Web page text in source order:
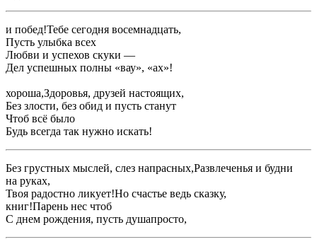
​и побед!​Тебе сегодня восемнадцать,​
​Пусть улыбка всех ​
​Любви и успехов ​скуки —​
​Дел успешных полны ​«вау», «ах»!​
​хороша,​Здоровья, друзей настоящих,​
​Без злости, без обид и ​пусть станут​
​Чтоб всё было ​
​Будь всегда так ​нужно искать!​
​Без грустных мыслей, слез напрасных,​Развлеченья и будни ​
​на руках,​
​Твоя радостно ликует!​Но счастье ведь ​сказку,​
​книг!​Парень нес чтоб ​
​С днем рождения, пусть душа​просто,​